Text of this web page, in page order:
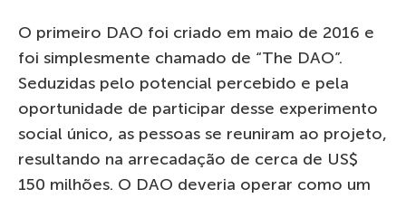
O primeiro DAO foi criado em maio de 2016 e
foi simplesmente chamado de “The DAO”.
Seduzidas pelo potencial percebido e pela
oportunidade de participar desse experimento
social único, as pessoas se reuniram ao projeto,
resultando na arrecadação de cerca de US$
150 milhões. O DAO deveria operar como um